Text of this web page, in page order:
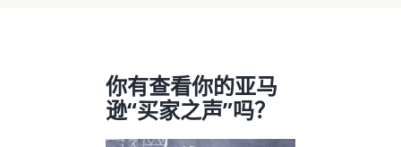
你有查看你的亚马
逊“买家之声”吗？